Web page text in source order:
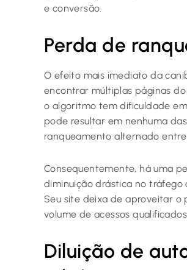
e conversão.
Perda de
O efeito mais imediato da
encontrar múltiplas páginas
o algoritmo tem dificuldade
pode resultar em nenhuma
ranqueamento alternado entre
Consequentemente, há uma
diminuição drástica no
Seu site deixa de aproveitar o
volume de acessos
Diluição de